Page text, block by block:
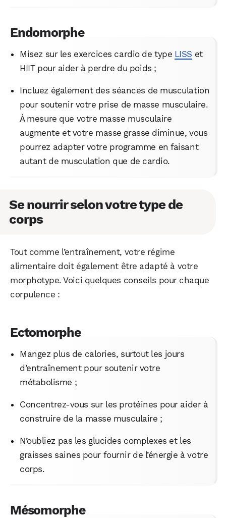
Endomorphe
Misez sur les exercices cardio de type LISS et
HIIT pour aider à perdre du poids ;
Incluez également des séances de musculation
pour soutenir votre prise de masse musculaire.
À mesure que votre masse musculaire
augmente et votre masse grasse diminue, vous
pourrez adapter votre programme en faisant
autant de musculation que de cardio.
Se nourrir selon votre type de
corps
Tout comme l’entraînement, votre régime
alimentaire doit également être adapté à votre
morphotype. Voici quelques conseils pour chaque
corpulence :
Ectomorphe
Mangez plus de calories, surtout les jours
d’entraînement pour soutenir votre
métabolisme ;
Concentrez-vous sur les protéines pour aider à
construire de la masse musculaire ;
N’oubliez pas les glucides complexes et les
graisses saines pour fournir de l’énergie à votre
corps.
Mésomorphe